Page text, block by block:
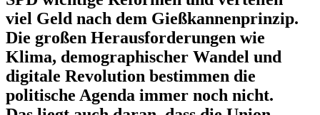
viel Geld nach dem Gießkan­nen­prinzip.
Die großen Heraus­for­de­rungen wie
Klima, demogra­phi­scher Wandel und
digitale Revolution bestimmen die
politische Agenda immer noch nicht.